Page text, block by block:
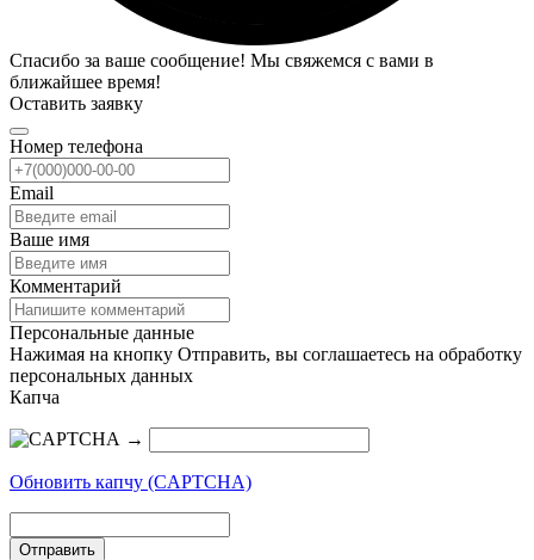
Спасибо за ваше сообщение! Мы свяжемся с вами в
ближайшее время!
Оставить заявку
Номер телефона
Email
Ваше имя
Комментарий
Персональные данные
Нажимая на кнопку Отправить, вы соглашаетесь на обработку
персональных данных
Капча
→
Обновить капчу (CAPTCHA)
Отправить